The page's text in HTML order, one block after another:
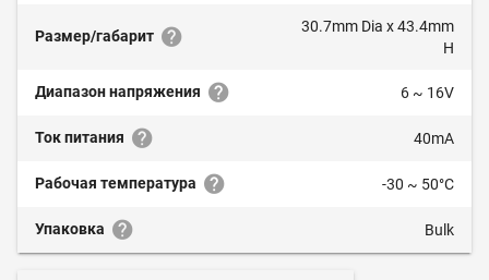
Размер/габарит
30.7mm Dia x 43.4mm
H
Диапазон напряжения 6 ~ 16V
Ток питания 40mA
Рабочая температура -30 ~ 50°C
Упаковка Bulk